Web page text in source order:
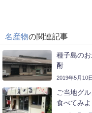
名産物の関連記事
種子島の
酎
2019年5月10日
ご当地グ
食べてみよ